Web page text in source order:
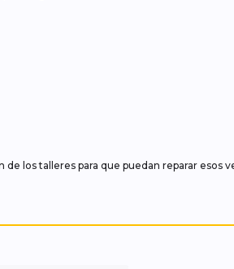
los talleres para que puedan reparar esos